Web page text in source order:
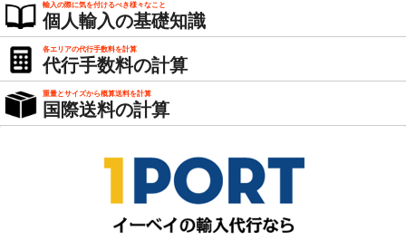
輸入の際に気を付けるべき様々なこと
個人輸入の基礎知識
各エリアの代行手数料を計算
代行手数料の計算
重量とサイズから概算送料を計算
国際送料の計算